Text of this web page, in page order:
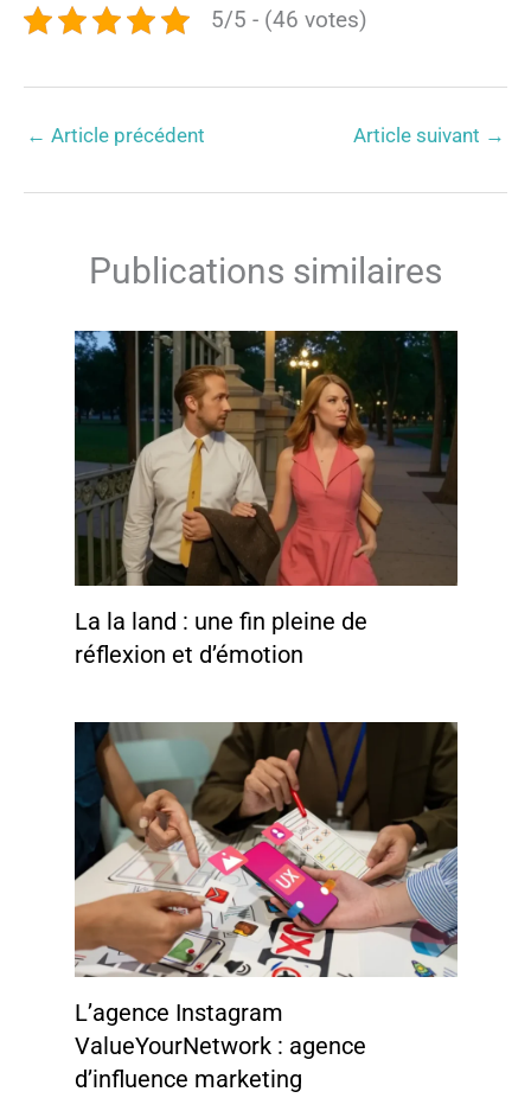
5/5 - (46 votes)
← Article précédent Article suivant →
Publications similaires
La la land : une fin pleine de
réflexion et d’émotion
L’agence Instagram
ValueYourNetwork : agence
d’influence marketing